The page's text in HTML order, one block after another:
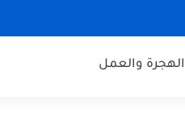
الهجرة والعمل